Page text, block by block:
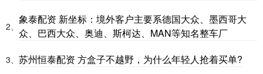
2、
象泰配资 新坐标：境外客户主要系德国大众、墨西哥大
众、巴西大众、奥迪、斯柯达、MAN等知名整车厂
3、 苏州恒泰配资 方盒子不越野，为什么年轻人抢着买单?